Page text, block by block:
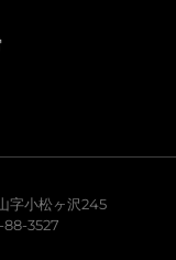
字小松ヶ沢245
3527